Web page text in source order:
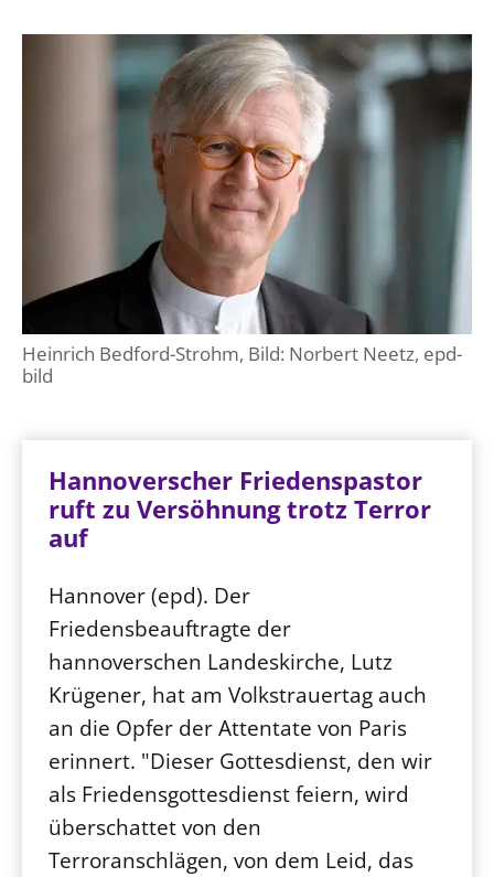
Heinrich Bedford-Strohm, Bild: Norbert Neetz, epd-
bild
Hannoverscher Friedenspastor
ruft zu Versöhnung trotz Terror
auf
Hannover (epd). Der
Friedensbeauftragte der
hannoverschen Landeskirche, Lutz
Krügener, hat am Volkstrauertag auch
an die Opfer der Attentate von Paris
erinnert. "Dieser Gottesdienst, den wir
als Friedensgottesdienst feiern, wird
überschattet von den
Terroranschlägen, von dem Leid, das
Fundraising
IT-Service
Corporate Design
Interventionsplan
Jahresgespräche
Kantine Speiseplan
Kirchliches Amtsblatt
Kirchliche Verwaltung
Klimaschutzgesetz
Kunstreferat
Projektmanagement
Recht